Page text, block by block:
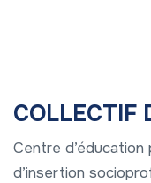
COLLECTIF
Centre d’éducation
d’insertion